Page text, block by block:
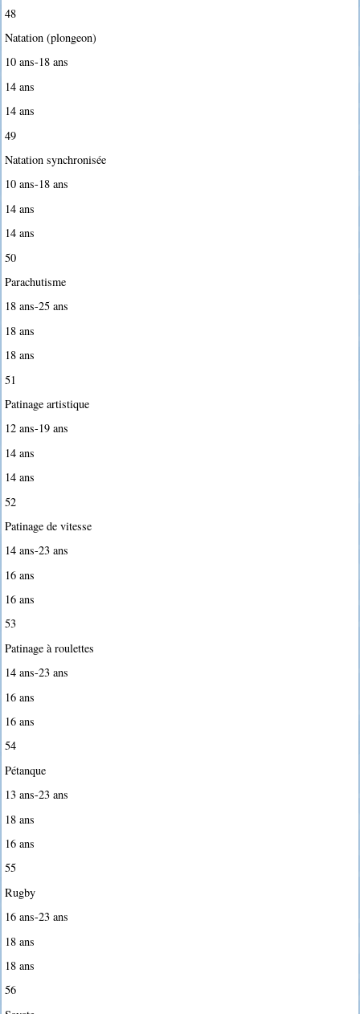
48
Natation (plongeon)
10 ans-18 ans
14 ans
14 ans
49
Natation synchronisée
10 ans-18 ans
14 ans
14 ans
50
Parachutisme
18 ans-25 ans
18 ans
18 ans
51
Patinage artistique
12 ans-19 ans
14 ans
14 ans
52
Patinage de vitesse
14 ans-23 ans
16 ans
16 ans
53
Patinage à roulettes
14 ans-23 ans
16 ans
16 ans
54
Pétanque
13 ans-23 ans
18 ans
16 ans
55
Rugby
16 ans-23 ans
18 ans
18 ans
56